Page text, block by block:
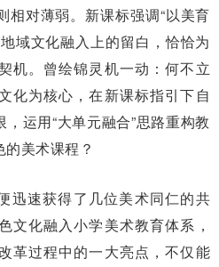
相对薄弱。新课标强调“以美育
域文化融入上的留白，恰恰为
机。曾绘锦灵机一动：何不立
化为核心，在新课标指引下自
运用“大单元融合”思路重构教
美术课程？
迅速获得了几位美术同仁的共
文化融入小学美术教育体系，
革过程中的一大亮点，不仅能